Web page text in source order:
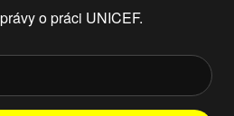
o práci UNICEF.